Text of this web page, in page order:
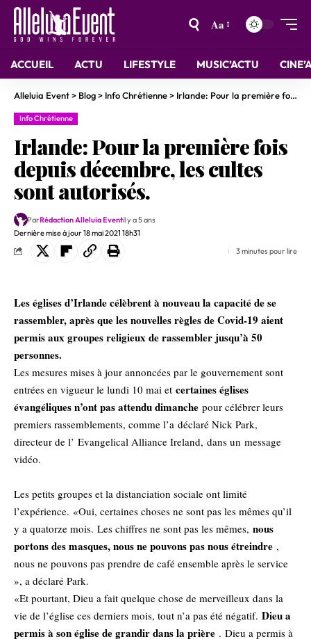
Aa
ACCUEIL ACTU LIFESTYLE MUSIC’ACTU
Alleluia Event> Blog> Info Chrétienne> Irlande: Pour la première fois depuis décembre, les cultes sont autorisés.
Info Chrétienne
Irlande: Pour la première fois
depuis décembre, les cultes
sont autorisés.
Dernière mise à jour 18 mai 2021 18h31
ParRédaction Alleluia Eventil y a 5 ans
3 minutes pour lire
Les églises d’Irlande célèbrent à nouveau la capacité de se
rassembler, après que les nouvelles règles de Covid-19 aient
permis aux groupes religieux de rassembler jusqu’à 50
personnes.
Les mesures mises à jour annoncées par le gouvernement sont
entrées en vigueur le lundi 10 mai et certaines églises
évangéliques n’ont pas attendu dimanche pour célébrer leurs
premiers rassemblements, comme l’a déclaré Nick Park,
directeur de l’ Evangelical Alliance Ireland, dans un message
vidéo.
Les petits groupes et la distanciation sociale ont limité
l’expérience. «Oui, certaines choses ne sont pas les mêmes qu’il
y a quatorze mois. Les chiffres ne sont pas les mêmes, nous
portons des masques, nous ne pouvons pas nous étreindre ,
nous ne pouvons pas prendre de café ensemble après le service
», a déclaré Park.
«Et pourtant, Dieu a fait quelque chose de merveilleux dans la
vie de l’église ces derniers mois, tout n’a pas été négatif. Dieu a
permis à son église de grandir dans la prière . Dieu a permis à